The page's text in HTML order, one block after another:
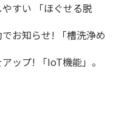
すい 「ほぐせる脱
お知らせ! 「槽洗浄め
ップ! 「IoT機能」。